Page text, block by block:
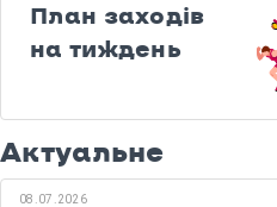
План заходів
на тиждень
Актуальне
08.07.2026